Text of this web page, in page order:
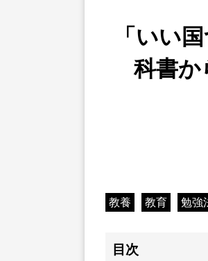
「いい
科書
教養 教育 勉強
目次